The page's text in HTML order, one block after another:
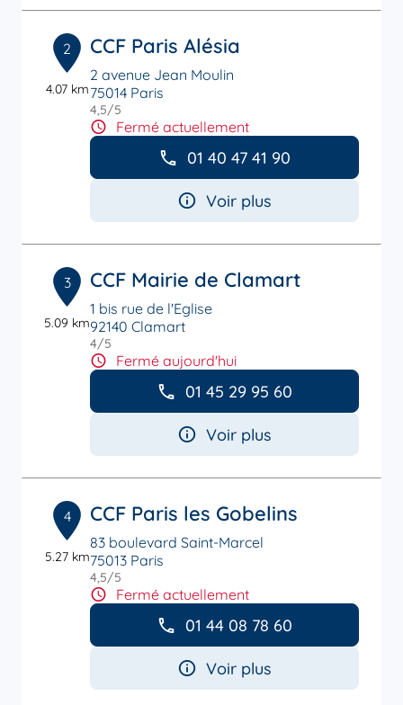
2
4.07 km
CCF Paris Alésia
2 avenue Jean Moulin
75014 Paris
4,5/5
Fermé actuellement
01 40 47 41 90
Voir plus
3
5.09 km
CCF Mairie de Clamart
1 bis rue de l'Eglise
92140 Clamart
4/5
Fermé aujourd'hui
01 45 29 95 60
Voir plus
4
5.27 km
CCF Paris les Gobelins
83 boulevard Saint-Marcel
75013 Paris
4,5/5
Fermé actuellement
01 44 08 78 60
Voir plus